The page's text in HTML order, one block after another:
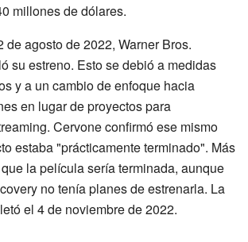
millones de dólares.
de agosto de 2022, Warner Bros.
su estreno. Esto se debió a medidas
y a un cambio de enfoque hacia
en lugar de proyectos para
Cervone confirmó ese mismo
estaba "prácticamente terminado". Más
la película sería terminada, aunque
no tenía planes de estrenarla. La
el 4 de noviembre de 2022.